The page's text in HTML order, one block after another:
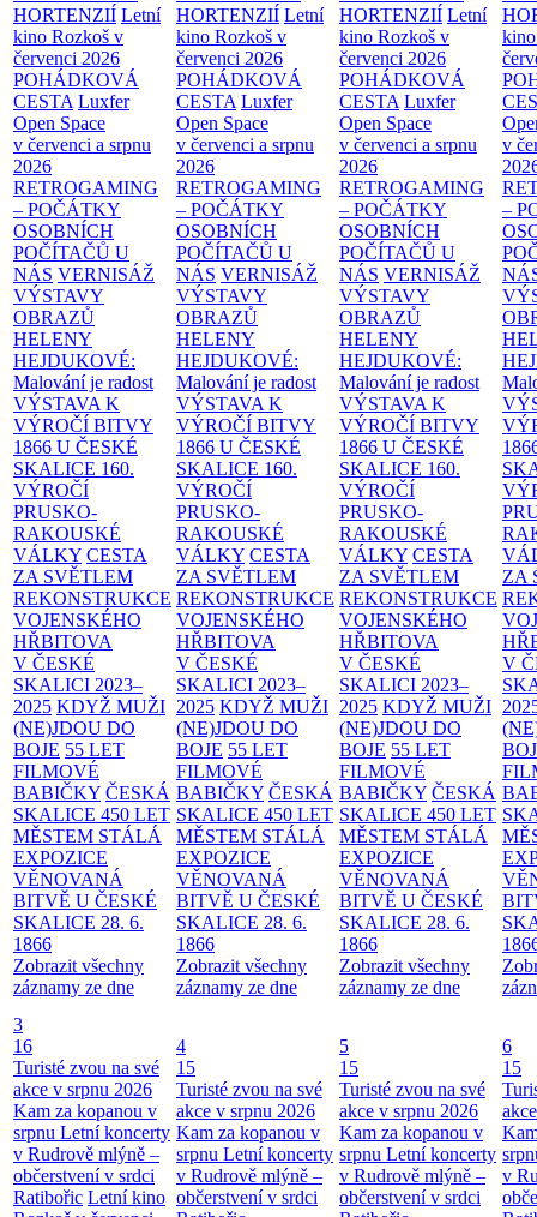
HORTENZIÍ Letní
kino Rozkoš v
červenci 2026
POHÁDKOVÁ
CESTA Luxfer
Open Space
v červenci a srpnu
2026
RETROGAMING
– POČÁTKY
OSOBNÍCH
POČÍTAČŮ U
NÁS VERNISÁŽ
VÝSTAVY
OBRAZŮ
HELENY
HEJDUKOVÉ:
Malování je radost
VÝSTAVA K
VÝROČÍ BITVY
1866 U ČESKÉ
SKALICE 160.
VÝROČÍ
PRUSKO-
RAKOUSKÉ
VÁLKY CESTA
ZA SVĚTLEM
REKONSTRUKCE
VOJENSKÉHO
HŘBITOVA
V ČESKÉ
SKALICI 2023–
2025 KDYŽ MUŽI
(NE)JDOU DO
BOJE 55 LET
FILMOVÉ
BABIČKY ČESKÁ
SKALICE 450 LET
MĚSTEM STÁLÁ
EXPOZICE
VĚNOVANÁ
BITVĚ U ČESKÉ
SKALICE 28. 6.
1866
Zobrazit všechny
záznamy ze dne
HORTENZIÍ Letní
kino Rozkoš v
červenci 2026
POHÁDKOVÁ
CESTA Luxfer
Open Space
v červenci a srpnu
2026
RETROGAMING
– POČÁTKY
OSOBNÍCH
POČÍTAČŮ U
NÁS VERNISÁŽ
VÝSTAVY
OBRAZŮ
HELENY
HEJDUKOVÉ:
Malování je radost
VÝSTAVA K
VÝROČÍ BITVY
1866 U ČESKÉ
SKALICE 160.
VÝROČÍ
PRUSKO-
RAKOUSKÉ
VÁLKY CESTA
ZA SVĚTLEM
REKONSTRUKCE
VOJENSKÉHO
HŘBITOVA
V ČESKÉ
SKALICI 2023–
2025 KDYŽ MUŽI
(NE)JDOU DO
BOJE 55 LET
FILMOVÉ
BABIČKY ČESKÁ
SKALICE 450 LET
MĚSTEM STÁLÁ
EXPOZICE
VĚNOVANÁ
BITVĚ U ČESKÉ
SKALICE 28. 6.
1866
Zobrazit všechny
záznamy ze dne
HORTENZIÍ Letní
kino Rozkoš v
červenci 2026
POHÁDKOVÁ
CESTA Luxfer
Open Space
v červenci a srpnu
2026
RETROGAMING
– POČÁTKY
OSOBNÍCH
POČÍTAČŮ U
NÁS VERNISÁŽ
VÝSTAVY
OBRAZŮ
HELENY
HEJDUKOVÉ:
Malování je radost
VÝSTAVA K
VÝROČÍ BITVY
1866 U ČESKÉ
SKALICE 160.
VÝROČÍ
PRUSKO-
RAKOUSKÉ
VÁLKY CESTA
ZA SVĚTLEM
REKONSTRUKCE
VOJENSKÉHO
HŘBITOVA
V ČESKÉ
SKALICI 2023–
2025 KDYŽ MUŽI
(NE)JDOU DO
BOJE 55 LET
FILMOVÉ
BABIČKY ČESKÁ
SKALICE 450 LET
MĚSTEM STÁLÁ
EXPOZICE
VĚNOVANÁ
BITVĚ U ČESKÉ
SKALICE 28. 6.
1866
Zobrazit všechny
záznamy ze dne
v
–
ZA
V
3
16
Turisté zvou na své
akce v srpnu 2026
Kam za kopanou v
srpnu Letní koncerty
v Rudrově mlýně –
občerstvení v srdci
Ratibořic Letní kino
4
15
Turisté zvou na své
akce v srpnu 2026
Kam za kopanou v
srpnu Letní koncerty
v Rudrově mlýně –
občerstvení v srdci
5
15
Turisté zvou na své
akce v srpnu 2026
Kam za kopanou v
srpnu Letní koncerty
v Rudrově mlýně –
občerstvení v srdci
6
15
v